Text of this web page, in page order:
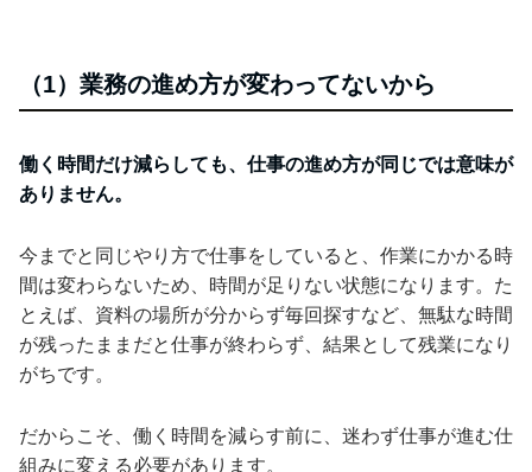
（1）業務の進め方が変わってないから
働く時間だけ減らしても、仕事の進め方が同じでは意味が
ありません。
今までと同じやり方で仕事をしていると、作業にかかる時
間は変わらないため、時間が足りない状態になります。た
とえば、資料の場所が分からず毎回探すなど、無駄な時間
が残ったままだと仕事が終わらず、結果として残業になり
がちです。
だからこそ、働く時間を減らす前に、迷わず仕事が進む仕
組みに変える必要があります。